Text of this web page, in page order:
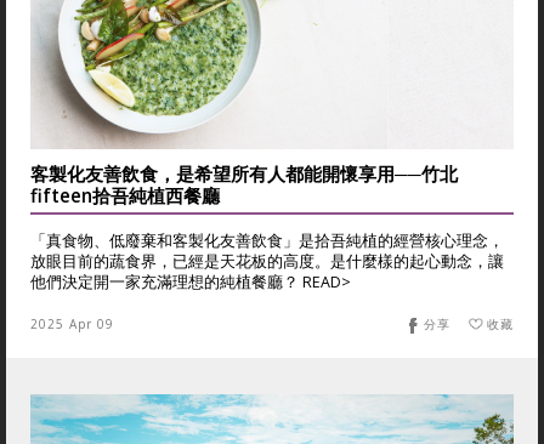
客製化友善飲食，是希望所有人都能開懷享用──竹北
fifteen拾吾純植西餐廳
「真食物、低廢棄和客製化友善飲食」是拾吾純植的經營核心理念，
放眼目前的蔬食界，已經是天花板的高度。是什麼樣的起心動念，讓
他們決定開一家充滿理想的純植餐廳？ READ>
2025 Apr 09 收藏
分享